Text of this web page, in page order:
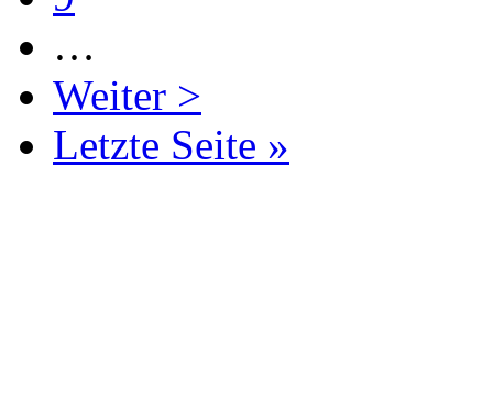
…
Weiter >
Letzte Seite »